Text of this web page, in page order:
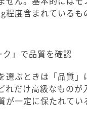
程度含まれているも
ク」で品質を確認
選ぶときは「品質」
れだけ高級なものが
が一定に保たれてい